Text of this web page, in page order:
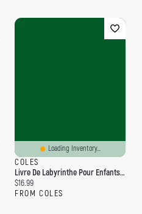
Loading Inventory...
COLES
Livre De Labyrinthe Pour Enfants, Garçons Et Filles
Current price:
$16.99
FROM COLES